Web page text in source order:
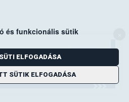
védekezési kötelezettség
feladata
és funkcionális sütik
ELFOGADÁSA
SÜTIK ELFOGADÁSA